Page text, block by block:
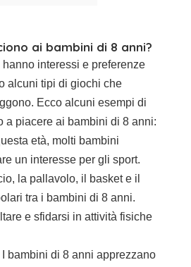
ai bambini di 8 anni?
hanno interessi e preferenze
alcuni tipi di giochi che
Ecco alcuni esempi di
a piacere ai bambini di 8 anni:
età, molti bambini
un interesse per gli sport.
la pallavolo, il basket e il
tra i bambini di 8 anni.
e sfidarsi in attività fisiche
bambini di 8 anni apprezzano